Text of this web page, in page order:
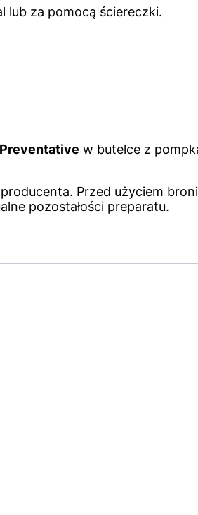
lub za pomocą ściereczki.
w butelce z
Przed użyciem
pozostałości preparatu.